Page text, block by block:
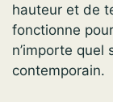
hauteur et de
fonctionne
n’importe quel
contemporain.